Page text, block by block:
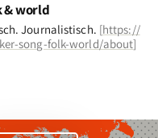
& world
Journalistisch. [https://
song-folk-world/about]